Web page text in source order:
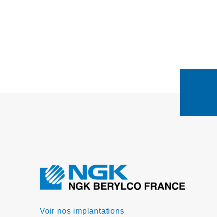
Voir nos implantations